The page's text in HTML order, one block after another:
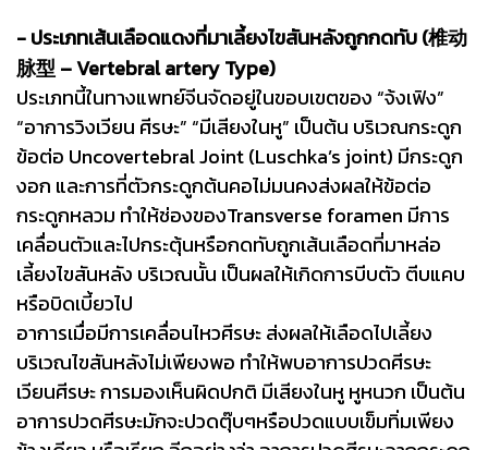
- ประเภทเส้นเลือดแดงที่มาเลี้ยงไขสันหลังถูกกดทับ (椎动
脉型 – Vertebral artery Type)
ประเภทนี้ในทางแพทย์จีนจัดอยู่ในขอบเขตของ “จ้งเฟิง”
“อาการวิงเวียน ศีรษะ” “มีเสียงในหู” เป็นต้น บริเวณกระดูก
ข้อต่อ Uncovertebral Joint (Luschka’s joint) มีกระดูก
งอก และการที่ตัวกระดูกต้นคอไม่มนคงส่งผลให้ข้อต่อ
กระดูกหลวม ทำให้ช่องของTransverse foramen มีการ
เคลื่อนตัวและไปกระตุ้นหรือกดทับถูกเส้นเลือดที่มาหล่อ
เลี้ยงไขสันหลัง บริเวณนั้น เป็นผลให้เกิดการบีบตัว ตีบแคบ
หรือบิดเบี้ยวไป
อาการเมื่อมีการเคลื่อนไหวศีรษะ ส่งผลให้เลือดไปเลี้ยง
บริเวณไขสันหลังไม่เพียงพอ ทำให้พบอาการปวดศีรษะ
เวียนศีรษะ การมองเห็นผิดปกติ มีเสียงในหู หูหนวก เป็นต้น
อาการปวดศีรษะมักจะปวดตุ๊บๆหรือปวดแบบเข็มทิ่มเพียง